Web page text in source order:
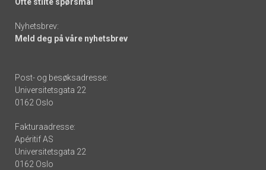
Nyhetsbrev:
Meld deg på våre nyhetsbrev
Post- og besøksadresse:
Universitetsgata 22
0162 Oslo
Fakturaadresse:
Apéritif AS
Universitetsgata 22
0162 Oslo